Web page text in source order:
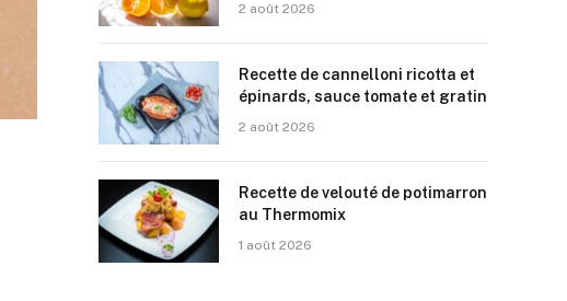
2 août 2026
Recette de cannelloni ricotta et
épinards, sauce tomate et gratin
2 août 2026
Recette de velouté de potimarron
au Thermomix
1 août 2026